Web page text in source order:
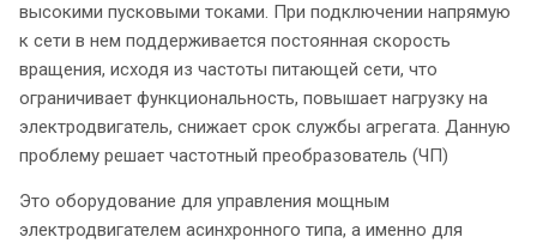
высокими пусковыми токами. При подключении напрямую
к сети в нем поддерживается постоянная скорость
вращения, исходя из частоты питающей сети, что
ограничивает функциональность, повышает нагрузку на
электродвигатель, снижает срок службы агрегата. Данную
проблему решает частотный преобразователь (ЧП)
Это оборудование для управления мощным
электродвигателем асинхронного типа, а именно для